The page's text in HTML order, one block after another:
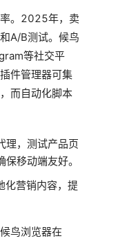
。2025年，卖
A/B测试。候鸟
等社交平
件管理器可集
而自动化脚本
理，测试产品页
移动端友好。
化营销内容，提
鸟浏览器在